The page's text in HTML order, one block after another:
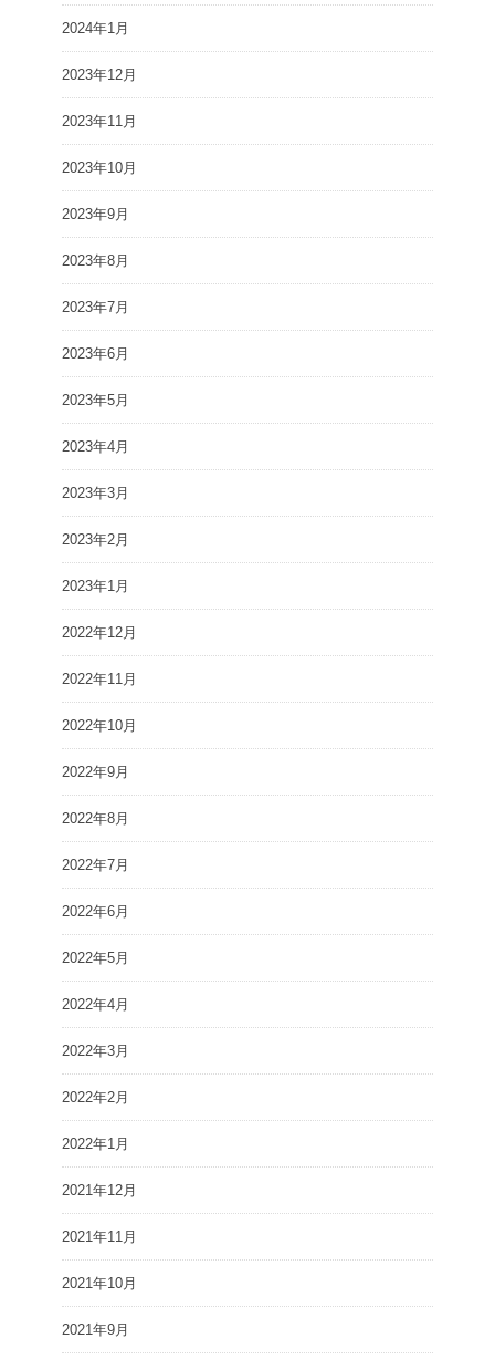
2024年1月
2023年12月
2023年11月
2023年10月
2023年9月
2023年8月
2023年7月
2023年6月
2023年5月
2023年4月
2023年3月
2023年2月
2023年1月
2022年12月
2022年11月
2022年10月
2022年9月
2022年8月
2022年7月
2022年6月
2022年5月
2022年4月
2022年3月
2022年2月
2022年1月
2021年12月
2021年11月
2021年10月
2021年9月